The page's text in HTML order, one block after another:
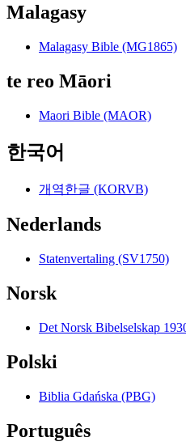
Malagasy
Malagasy Bible (MG1865)
te reo Māori
Maori Bible (MAOR)
한국어
개역한글 (KORVB)
Nederlands
Statenvertaling (SV1750)
Norsk
Det Norsk Bibelselskap
Polski
Biblia Gdańska (PBG)
Português